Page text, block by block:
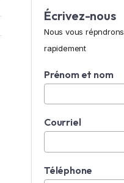
Écrivez-nous
Nous vous répndrons
rapidement
Prénom et nom
Courriel
Téléphone